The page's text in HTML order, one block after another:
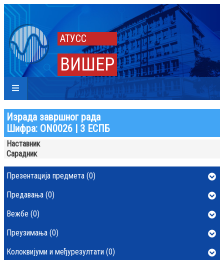
АТУСС
ВИШЕР
Израда завршног рада
Шифра: ОN0026 | 3 ЕСПБ
Наставник
Сарадник
Презентација предмета (0)
Предавања (0)
Вежбе (0)
Преузимања (0)
Колоквијуми и међурезултати (0)